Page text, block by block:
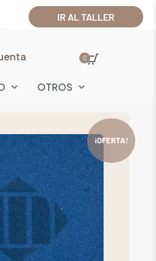
IR AL TALLER
0
OTROS
¡OFERTA!